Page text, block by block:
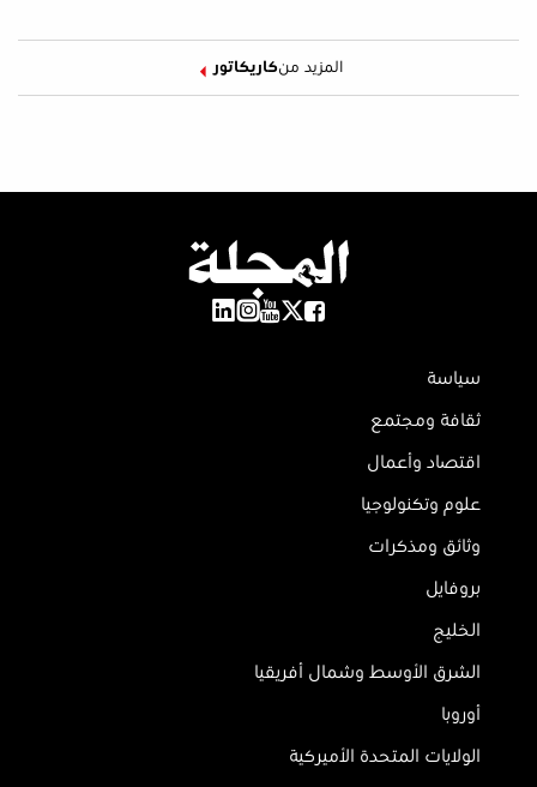
المزيد منكاريكاتور
سياسة
ثقافة ومجتمع
اقتصاد وأعمال
علوم وتكنولوجيا
وثائق ومذكرات
بروفايل
الخليج
الشرق الأوسط وشمال أفريقيا
أوروبا
الولايات المتحدة الأميركية